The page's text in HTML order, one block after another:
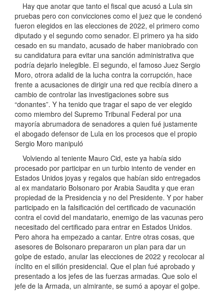
Hay que anotar que tanto el fiscal que acusó a Lula sin
pruebas pero con convicciones como el juez que le condenó
fueron elegidos en las elecciones de 2022, el primero como
diputado y el segundo como senador. El primero ya ha sido
cesado en su mandato, acusado de haber maniobrado con
su candidatura para evitar una sanción administrativa que
podría dejarlo inelegible. El segundo, el famoso Juez Sergio
Moro, otrora adalid de la lucha contra la corrupción, hace
frente a acusaciones de dirigir una red que recibía dinero a
cambio de controlar las investigaciones sobre sus
“donantes”. Y ha tenido que tragar el sapo de ver elegido
como miembro del Supremo Tribunal Federal por una
mayoría abrumadora de senadores a quien fué justamente
el abogado defensor de Lula en los procesos que el propio
Sergio Moro manipuló
Volviendo al teniente Mauro Cid, este ya había sido
procesado por participar en un turbio intento de vender en
Estados Unidos joyas y regalos que habían sido entregados
al ex mandatario Bolsonaro por Arabia Saudita y que eran
propiedad de la Presidencia y no del Presidente. Y por haber
participado en la falsificación del certificado de vacunación
contra el covid del mandatario, enemigo de las vacunas pero
necesitado del certificado para entrar en Estados Unidos.
Pero ahora ha empezado a cantar. Entre otras cosas, que
asesores de Bolsonaro prepararon un plan para dar un
golpe de estado, anular las elecciones de 2022 y recolocar al
ínclito en el sillón presidencial. Que el plan fué aprobado y
presentado a los jefes de las fuerzas armadas. Que solo el
jefe de la Armada, un almirante, se sumó a apoyar el golpe.